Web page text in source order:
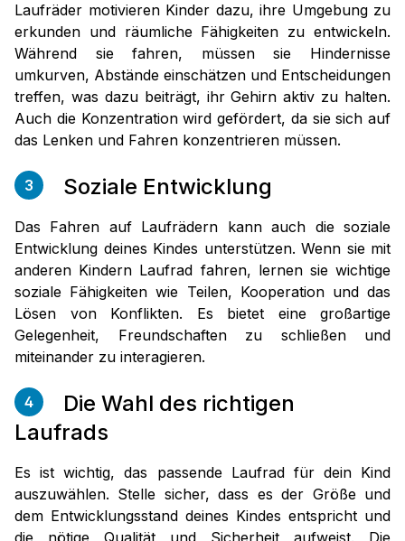
Laufräder motivieren Kinder dazu, ihre Umgebung zu
erkunden und räumliche Fähigkeiten zu entwickeln.
Während sie fahren, müssen sie Hindernisse
umkurven, Abstände einschätzen und Entscheidungen
treffen, was dazu beiträgt, ihr Gehirn aktiv zu halten.
Auch die Konzentration wird gefördert, da sie sich auf
das Lenken und Fahren konzentrieren müssen.
3 Soziale Entwicklung
Das Fahren auf Laufrädern kann auch die soziale
Entwicklung deines Kindes unterstützen. Wenn sie mit
anderen Kindern Laufrad fahren, lernen sie wichtige
soziale Fähigkeiten wie Teilen, Kooperation und das
Lösen von Konflikten. Es bietet eine großartige
Gelegenheit, Freundschaften zu schließen und
miteinander zu interagieren.
4
Die Wahl des richtigen
Laufrads
Es ist wichtig, das passende Laufrad für dein Kind
auszuwählen. Stelle sicher, dass es der Größe und
dem Entwicklungsstand deines Kindes entspricht und